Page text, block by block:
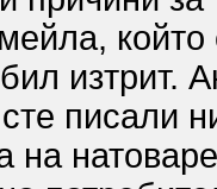
изтрит.
писали
на